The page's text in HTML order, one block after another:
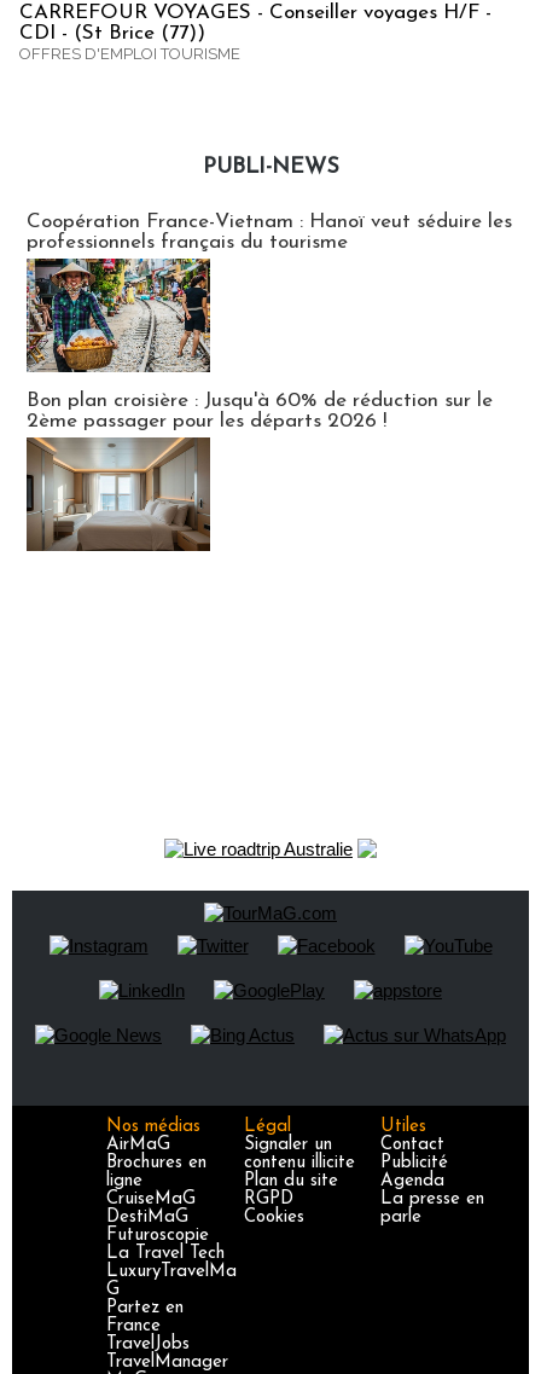
CARREFOUR VOYAGES - Conseiller voyages H/F -
CDI - (St Brice (77))
OFFRES D'EMPLOI TOURISME
PUBLI-NEWS
Coopération France-Vietnam : Hanoï veut séduire les
professionnels français du tourisme
Bon plan croisière : Jusqu'à 60% de réduction sur le
2ème passager pour les départs 2026 !
Nos médias
AirMaG
Brochures en
ligne
CruiseMaG
DestiMaG
Futuroscopie
La Travel Tech
LuxuryTravelMa
G
Partez en
France
TravelJobs
TravelManager
Légal
Signaler un
contenu illicite
Plan du site
RGPD
Cookies
Utiles
Contact
Publicité
Agenda
La presse en
parle